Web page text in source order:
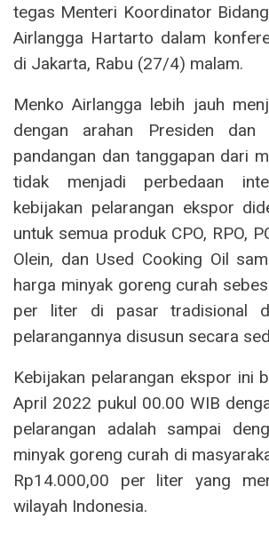
tegas Menteri Koordinator
Airlangga Hartarto dalam
di Jakarta, Rabu (27/4) malam.
Menko Airlangga lebih jauh
dengan arahan Presiden dan
pandangan dan tanggapan dari
tidak menjadi perbedaan
kebijakan pelarangan ekspor
untuk semua produk CPO, RPO,
Olein, dan Used Cooking Oil
harga minyak goreng curah
per liter di pasar tradisional
pelarangannya disusun secara
Kebijakan pelarangan ekspor ini
April 2022 pukul 00.00 WIB
pelarangan adalah sampai
minyak goreng curah di
Rp14.000,00 per liter yang
wilayah Indonesia.